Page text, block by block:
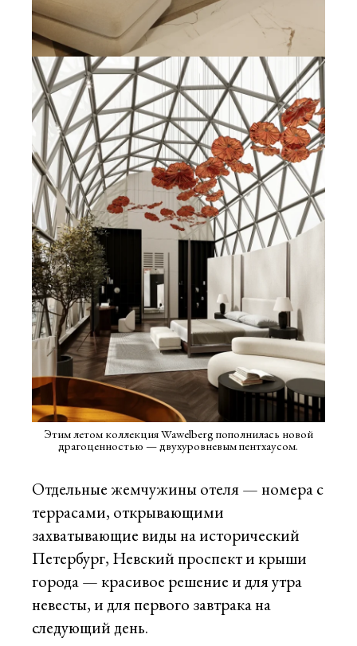
Этим летом коллекция Wawelberg пополнилась новой
драгоценностью — двухуровневым пентхаусом.
Отдельные жемчужины отеля — номера с
террасами, открывающими
захватывающие виды на исторический
Петербург, Невский проспект и крыши
города — красивое решение и для утра
невесты, и для первого завтрака на
следующий день.